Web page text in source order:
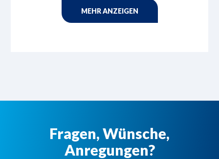
MEHR ANZEIGEN
Fragen, Wünsche,
Anregungen?